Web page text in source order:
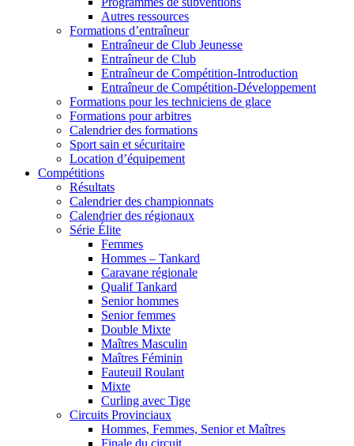
Autres ressources
Formations d’entraîneur
Entraîneur de Club Jeunesse
Entraîneur de Club
Entraîneur de Compétition-Introduction
Entraîneur de Compétition-Développement
Formations pour les techniciens de glace
Formations pour arbitres
Calendrier des formations
Sport sain et sécuritaire
Location d’équipement
Compétitions
Résultats
Calendrier des championnats
Calendrier des régionaux
Série Élite
Femmes
Hommes – Tankard
Caravane régionale
Qualif Tankard
Senior hommes
Senior femmes
Double Mixte
Maîtres Masculin
Maîtres Féminin
Fauteuil Roulant
Mixte
Curling avec Tige
Circuits Provinciaux
Hommes, Femmes, Senior et Maîtres
Finale du circuit